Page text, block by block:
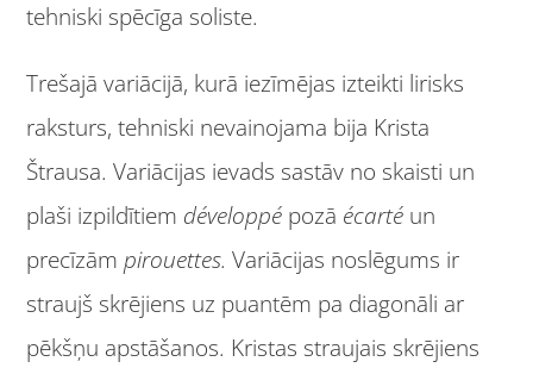
tehniski spēcīga soliste.
Trešajā variācijā, kurā iezīmējas izteikti lirisks
raksturs, tehniski nevainojama bija Krista
Štrausa. Variācijas ievads sastāv no skaisti un
plaši izpildītiem développé pozā écarté un
precīzāmpirouettes. Variācijas noslēgums ir
straujš skrējiens uz puantēm pa diagonāli ar
pēkšņu apstāšanos. Kristas straujais skrējiens